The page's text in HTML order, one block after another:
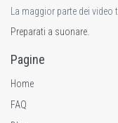
La maggior parte dei
Preparati a suonare.
Pagine
Home
FAQ